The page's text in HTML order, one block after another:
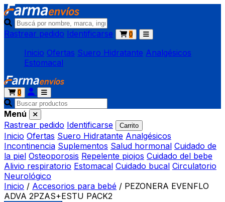
Rastrear pedido Identificarse 0
Inicio Ofertas Suero Hidratante Analgésicos
Estomacal
0
Menú
Rastrear pedido Identificarse Carrito
Inicio Ofertas Suero Hidratante Analgésicos
Incontinencia Suplementos Salud hormonal Cuidado de
la piel Osteoporosis Repelente piojos Cuidado del bebe
Alivio respiratorio Estomacal Cuidado bucal Circulatorio
Neurológico
Inicio / Accesorios para bebé / PEZONERA EVENFLO
ADVA 2PZAS+ESTU PACK2